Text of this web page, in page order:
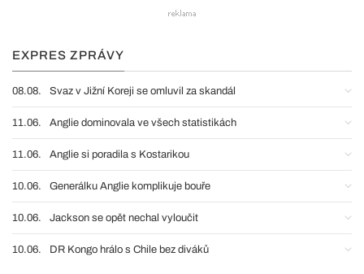
EXPRES ZPRÁVY
08.08. Svaz v Jižní Koreji se omluvil za skandál
11.06. Anglie dominovala ve všech statistikách
11.06. Anglie si poradila s Kostarikou
10.06. Generálku Anglie komplikuje bouře
10.06. Jackson se opět nechal vyloučit
10.06. DR Kongo hrálo s Chile bez diváků